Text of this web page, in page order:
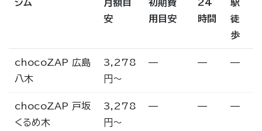
ジム
月額目
安
初期費
用目安
24
時間
駅
徒
歩
chocoZAP 広島
八木
3,278
円〜
— — —
chocoZAP 戸坂
くるめ木
3,278
円〜
— — —